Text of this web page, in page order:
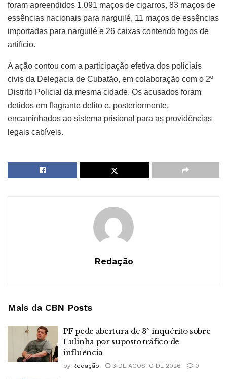
foram apreendidos 1.091 maços de cigarros, 83 maços de
essências nacionais para narguilé, 11 maços de essências
importadas para narguilé e 26 caixas contendo fogos de
artifício.
A ação contou com a participação efetiva dos policiais
civis da Delegacia de Cubatão, em colaboração com o 2º
Distrito Policial da mesma cidade. Os acusados foram
detidos em flagrante delito e, posteriormente,
encaminhados ao sistema prisional para as providências
legais cabíveis.
Redação
Mais da CBN Posts
PF pede abertura de 3º inquérito sobre
Lulinha por suposto tráfico de
influência
by Redação 3 DE AGOSTO DE 2026 0